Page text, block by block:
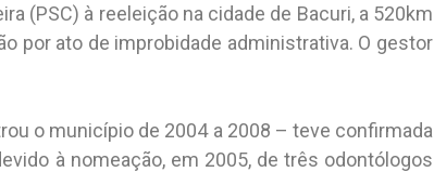
(PSC) à reeleição na cidade de Bacuri, a 520km
por ato de improbidade administrativa. O gestor
o município de 2004 a 2008 – teve confirmada
à nomeação, em 2005, de três odontólogos